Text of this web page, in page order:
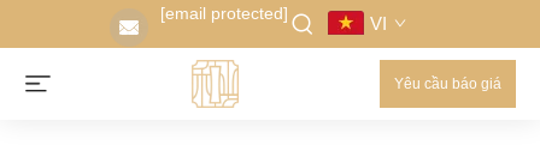
[email protected] VI
Yêu cầu báo giá